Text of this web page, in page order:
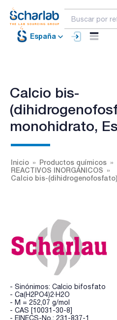
España
Calcio bis-
monohidrato,
Inicio
Productos químicos
REACTIVOS INORGÁNICOS
Calcio bis-
- Sinónimos: Calcio bifosfato
- Ca(H2PO4)2·H2O
- M = 252,07 g/mol
- CAS [10031-30-8]
- EINECS-No.: 231-837-1